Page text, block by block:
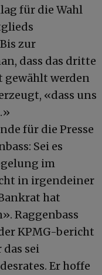
für die Wahl
zur
dass das dritte
gewählt werden
«dass uns
für die Presse
Sei es
im
in irgendeiner
hat
Raggenbass
KPMG-bericht
sei
Er hoffe